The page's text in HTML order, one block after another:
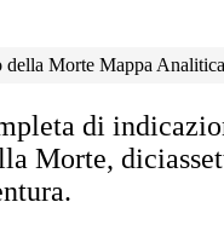
Morte Mappa
di
Morte,